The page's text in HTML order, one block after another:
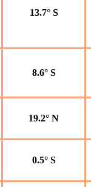
13.7° S
8.6° S
19.2° N
0.5° S